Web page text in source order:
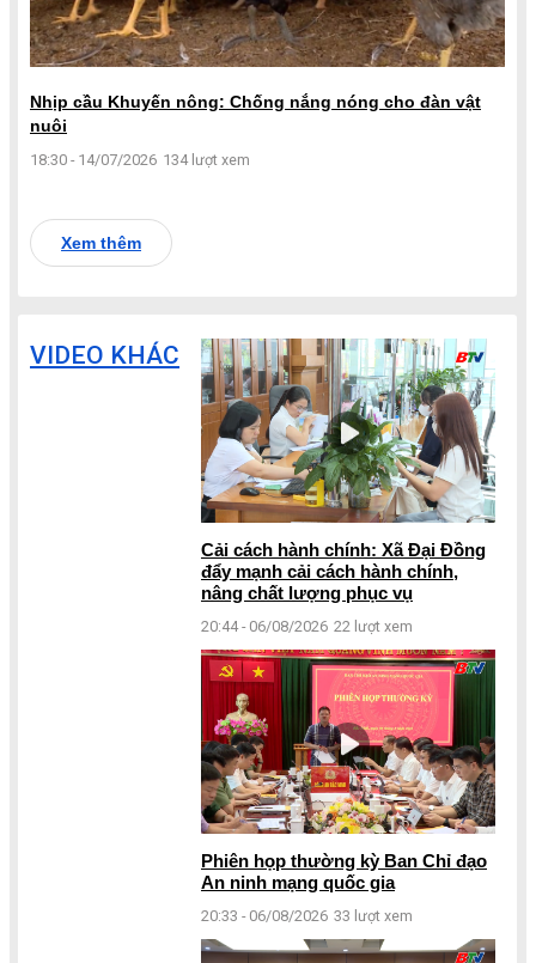
Nhịp cầu Khuyến nông: Chống nắng nóng cho đàn vật
nuôi
18:30 - 14/07/2026 134 lượt xem
Xem thêm
VIDEO KHÁC
Cải cách hành chính: Xã Đại Đồng
đẩy mạnh cải cách hành chính,
nâng chất lượng phục vụ
20:44 - 06/08/2026 22 lượt xem
Phiên họp thường kỳ Ban Chỉ đạo
An ninh mạng quốc gia
20:33 - 06/08/2026 33 lượt xem